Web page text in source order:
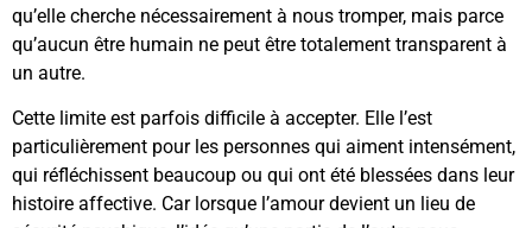
qu’elle cherche nécessairement à nous tromper, mais parce
qu’aucun être humain ne peut être totalement transparent à
un autre.
Cette limite est parfois difficile à accepter. Elle l’est
particulièrement pour les personnes qui aiment intensément,
qui réfléchissent beaucoup ou qui ont été blessées dans leur
histoire affective. Car lorsque l’amour devient un lieu de